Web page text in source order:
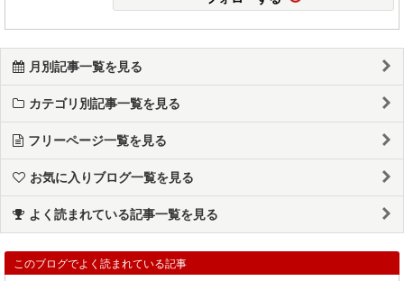
月別記事一覧を見る
カテゴリ別記事一覧を見る
フリーページ一覧を見る
お気に入りブログ一覧を見る
よく読まれている記事一覧を見る
このブログでよく読まれている記事